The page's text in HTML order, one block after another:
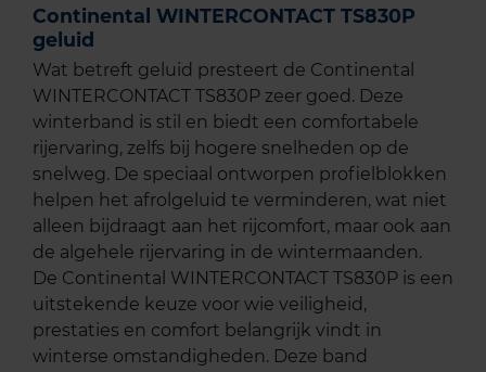
Continental WINTERCONTACT TS830P
geluid
Wat betreft geluid presteert de Continental
WINTERCONTACT TS830P zeer goed. Deze
winterband is stil en biedt een comfortabele
rijervaring, zelfs bij hogere snelheden op de
snelweg. De speciaal ontworpen profielblokken
helpen het afrolgeluid te verminderen, wat niet
alleen bijdraagt aan het rijcomfort, maar ook aan
de algehele rijervaring in de wintermaanden.
De Continental WINTERCONTACT TS830P is een
uitstekende keuze voor wie veiligheid,
prestaties en comfort belangrijk vindt in
winterse omstandigheden. Deze band